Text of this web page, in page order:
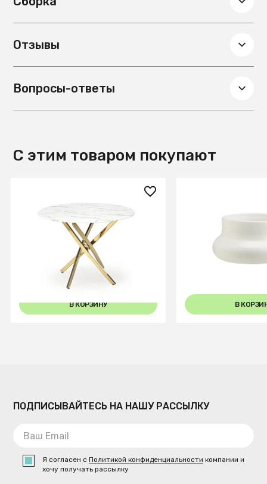
Отзывы
Вопросы-ответы
С этим товаром покупают
37 560 ₽
Стол обеденный Halmar
RAYMOND 2 (белый мрамор/
В КОРЗИНУ
Ваза Round White
В
ПОДПИСЫВАЙТЕСЬ НА НАШУ РАССЫЛКУ
Я согласен сПолитикой конфиденциальности компании и
хочу получать рассылку